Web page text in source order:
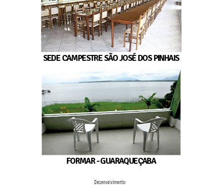
SEDE CAMPESTRE SÃO JOSÉ DOS PINHAIS
FORMAR - GUARAQUEÇABA